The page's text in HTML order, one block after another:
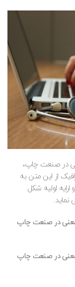
در صنعت چاپ،
از این متن به
اولیه شکل
در صنعت چاپ
در صنعت چاپ